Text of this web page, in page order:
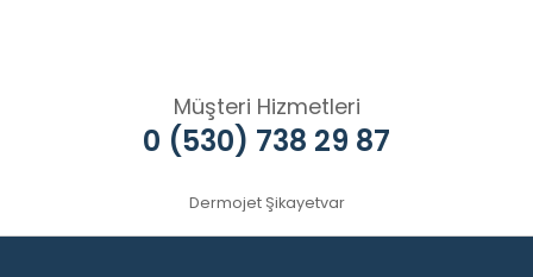
Müşteri Hizmetleri
0 (530) 738 29 87
Dermojet Şikayetvar